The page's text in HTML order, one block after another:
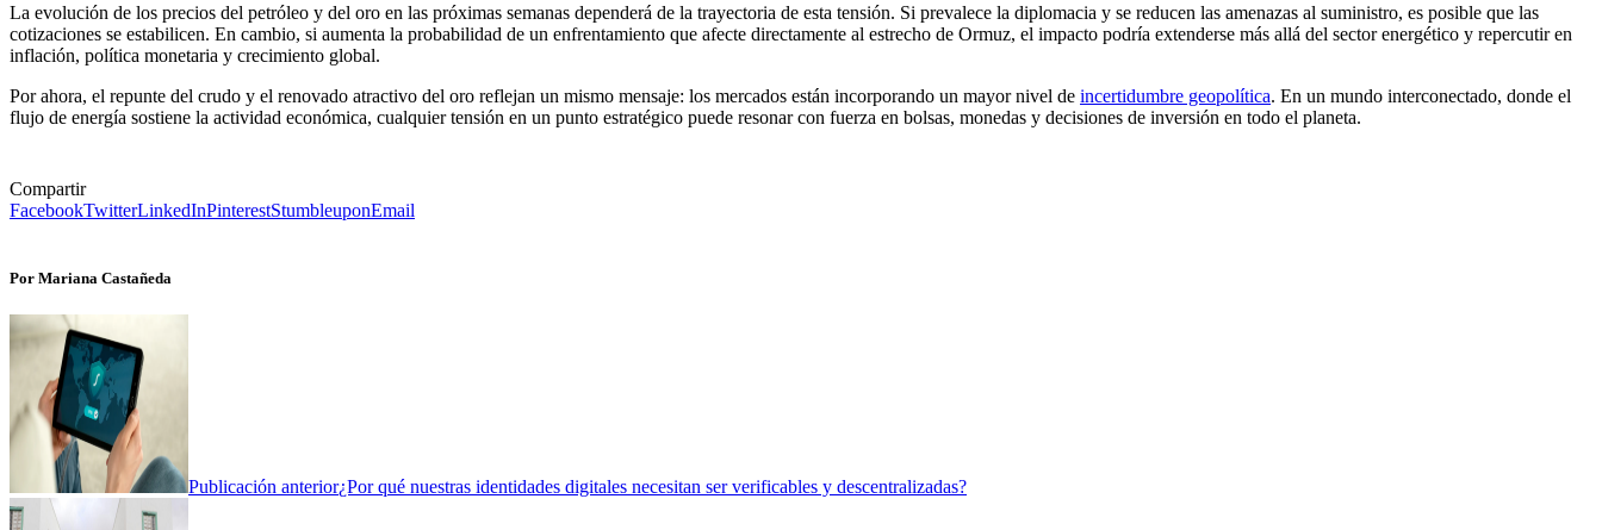
La evolución de los precios del petróleo y del oro en las próximas semanas dependerá de la trayectoria de esta tensión. Si prevalece la diplomacia y se reducen las amenazas al suministro, es posible que las
cotizaciones se estabilicen. En cambio, si aumenta la probabilidad de un enfrentamiento que afecte directamente al estrecho de Ormuz, el impacto podría extenderse más allá del sector energético y repercutir en
inflación, política monetaria y crecimiento global.
Por ahora, el repunte del crudo y el renovado atractivo del oro reflejan un mismo mensaje: los mercados están incorporando un mayor nivel de incertidumbre geopolítica. En un mundo interconectado, donde el
flujo de energía sostiene la actividad económica, cualquier tensión en un punto estratégico puede resonar con fuerza en bolsas, monedas y decisiones de inversión en todo el planeta.
Compartir
FacebookTwitterLinkedInPinterestStumbleuponEmail
Por Mariana Castañeda
Publicación anterior¿Por qué nuestras identidades digitales necesitan ser verificables y descentralizadas?